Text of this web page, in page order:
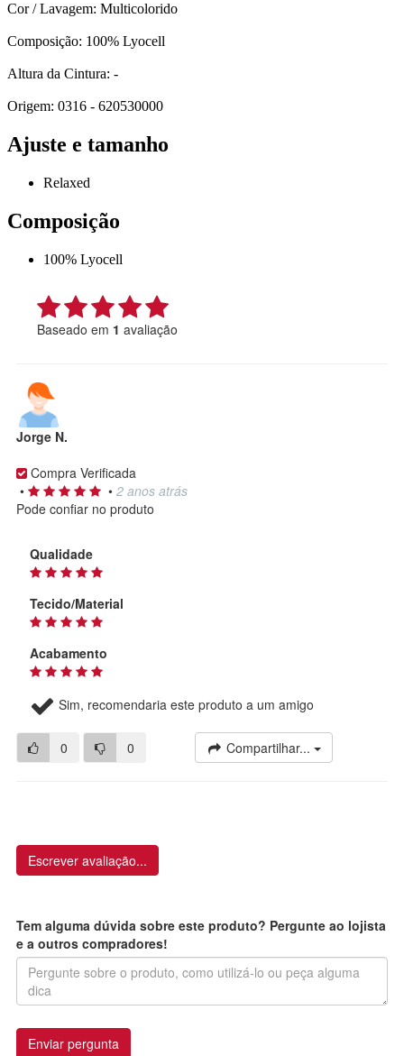
Cor / Lavagem: Multicolorido
Composição: 100% Lyocell
Altura da Cintura: -
Origem: 0316 - 620530000
Ajuste e tamanho
Relaxed
Composição
100% Lyocell
Baseado em 1 avaliação
Jorge N.
Compra Verificada
•
• 2 anos atrás
Pode confiar no produto
Qualidade
Tecido/Material
Acabamento
Sim, recomendaria este produto a um amigo
0 0 Compartilhar...
Escrever avaliação...
Tem alguma dúvida sobre este produto? Pergunte ao lojista
e a outros compradores!
Enviar pergunta